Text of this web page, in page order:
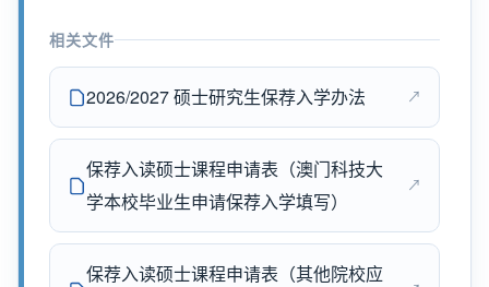
相关文件
2026/2027 硕士研究生保荐入学办法
保荐入读硕士课程申请表（澳门科技大
学本校毕业生申请保荐入学填写）
保荐入读硕士课程申请表（其他院校应